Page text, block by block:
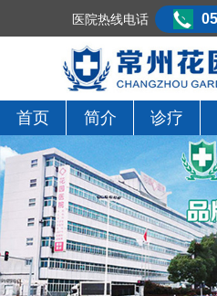
首页 简介 诊疗
医院热线电话